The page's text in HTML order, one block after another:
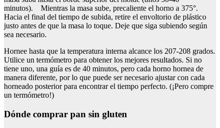
minutos). Mientras la masa sube, precaliente el horno a 375°.
Hacia el final del tiempo de subida, retire el envoltorio de plástico
justo antes de que la masa lo toque. Deje que siga subiendo según
sea necesario.
Hornee hasta que la temperatura interna alcance los 207-208 grados.
Utilice un termómetro para obtener los mejores resultados. Si no
tiene uno, una guía es de 40 minutos, pero cada horno hornea de
manera diferente, por lo que puede ser necesario ajustar con cada
horneado posterior para encontrar el tiempo perfecto. (¡Pero compre
un termómetro!)
Dónde comprar pan sin gluten